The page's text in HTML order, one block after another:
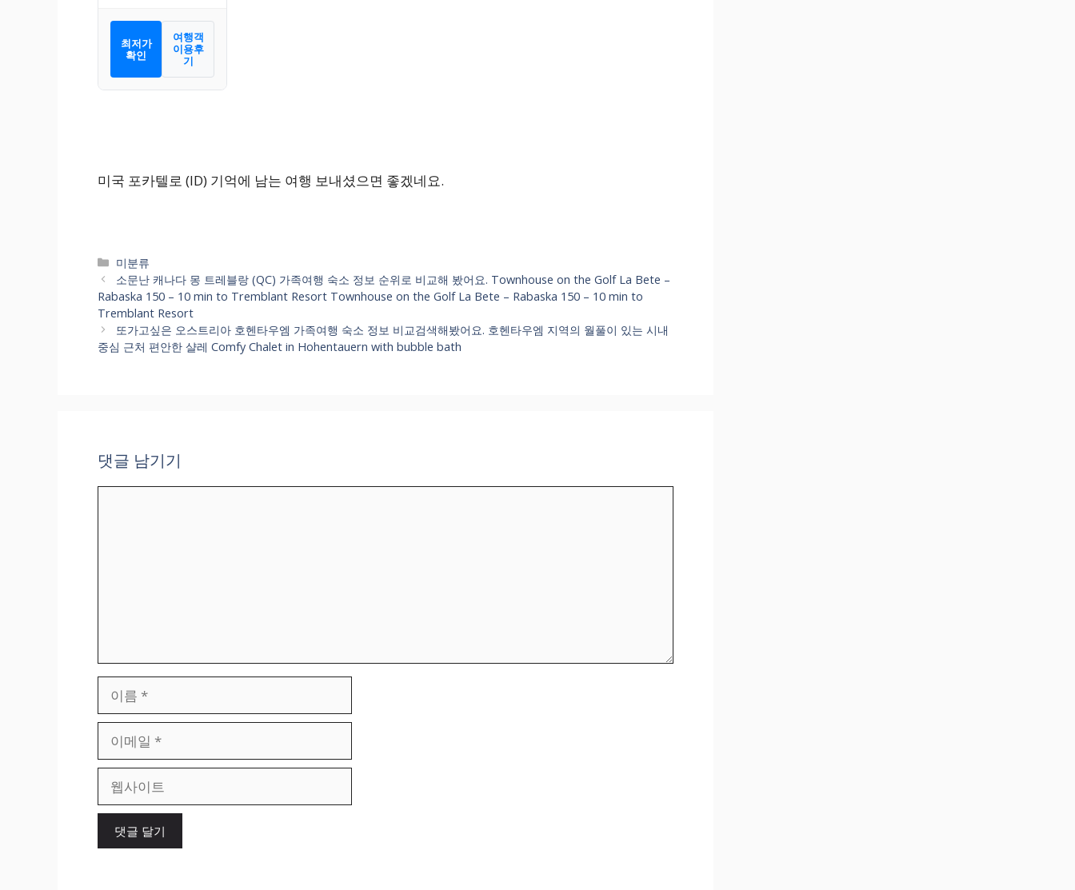
최저가
확인
여행객
이용후
기
미국 포카텔로 (ID) 기억에 남는 여행 보내셨으면 좋겠네요.
카
테
고
리
미분류
소문난 캐나다 몽 트레블랑 (QC) 가족여행 숙소 정보 순위로 비교해 봤어요. Townhouse on the Golf La Bete –
Rabaska 150 – 10 min to Tremblant Resort Townhouse on the Golf La Bete – Rabaska 150 – 10 min to
Tremblant Resort
또가고싶은 오스트리아 호헨타우엠 가족여행 숙소 정보 비교검색해봤어요. 호헨타우엠 지역의 월풀이 있는 시내
중심 근처 편안한 샬레 Comfy Chalet in Hohentauern with bubble bath
댓글 남기기
일
이